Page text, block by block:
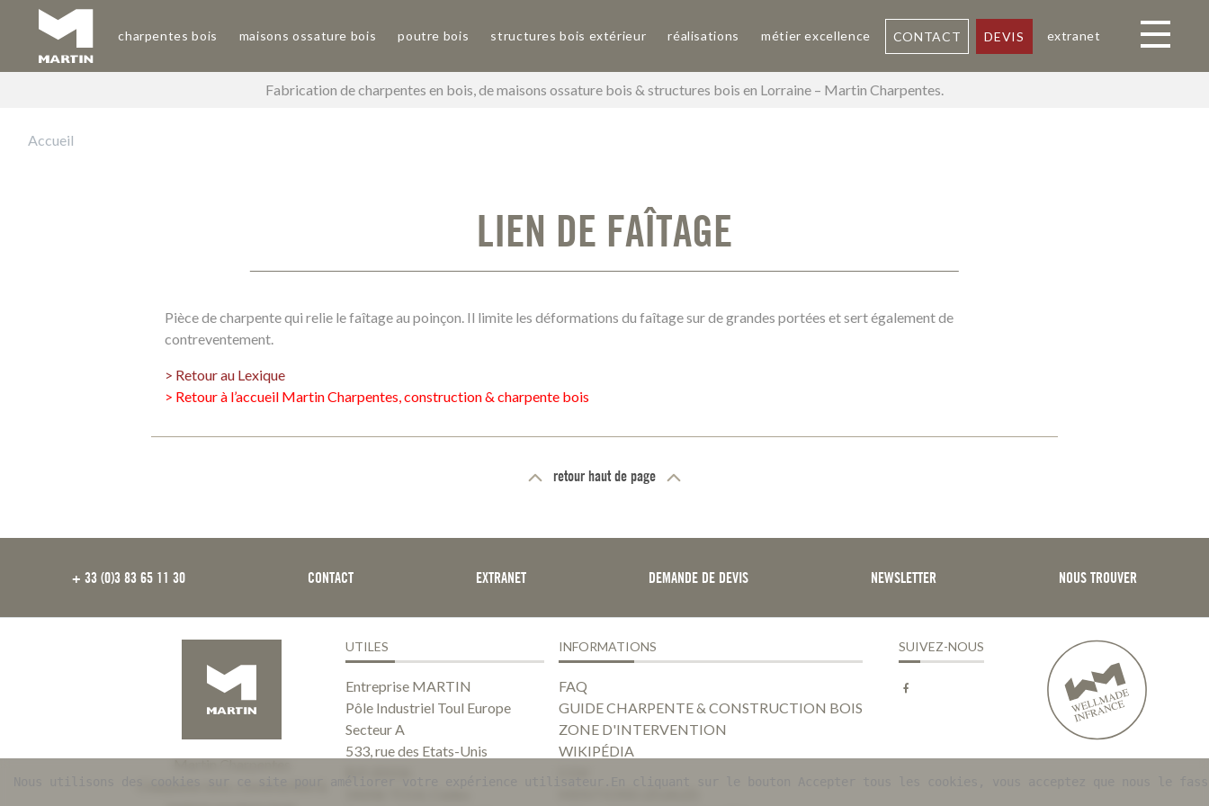
contenu
principal
charpentes bois maisons ossature bois poutre bois structures bois extérieur réalisations métier excellence CONTACT DEVIS extranet
Main navigation Toggle
Fabrication de charpentes en bois, de maisons ossature bois & structures bois en Lorraine – Martin Charpentes.
Accueil
LIEN DE FAÎTAGE
Pièce de charpente qui relie le faîtage au poinçon. Il limite les déformations du faîtage sur de grandes portées et sert également de
contreventement.
> Retour au Lexique
> Retour à l’accueil Martin Charpentes, construction & charpente bois
retour haut de page
+ 33 (0)3 83 65 11 30
CONTACT EXTRANET DEMANDE DE DEVIS NEWSLETTER NOUS TROUVER
Martin Charpentes
UTILES
Entreprise MARTIN
Pôle Industriel Toul Europe
Secteur A
533, rue des Etats-Unis
INFORMATIONS
FAQ
GUIDE CHARPENTE & CONSTRUCTION BOIS
ZONE D'INTERVENTION
WIKIPÉDIA
SUIVEZ-NOUS